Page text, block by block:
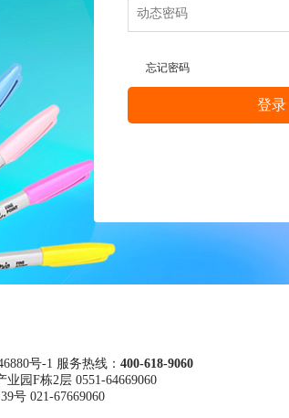
忘记密码
号-1 服务热线： 400-618-9060
园F栋2层 0551-64669060
号 021-67669060